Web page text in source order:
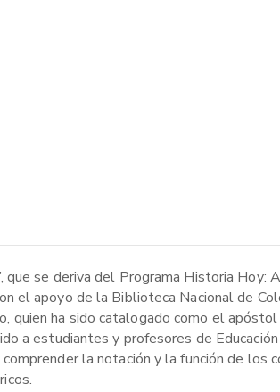
se deriva del Programa Historia Hoy:
el apoyo de la Biblioteca Nacional de
quien ha sido catalogado como el
a estudiantes y profesores de Educación
la notación y la función de los